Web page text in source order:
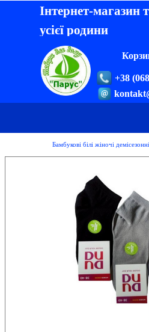
Інтернет-магазин
усієї родини
+38
Бамбукові білі жіночі